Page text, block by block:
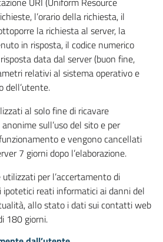
l’orario della richiesta, il
la richiesta al server, la
in risposta, il codice numerico
data dal server (buon fine,
relativi al sistema operativo e
dell’utente.
al solo fine di ricavare
sull’uso del sito e per
e vengono cancellati
7 giorni dopo l’elaborazione.
per l’accertamento di
ipotetici reati informatici ai danni del
allo stato i dati sui contatti web
180 giorni.